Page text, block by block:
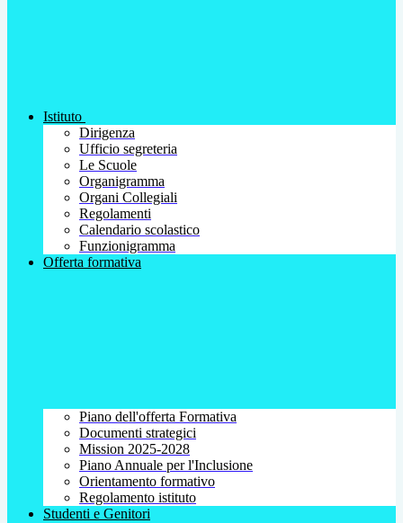
Istituto
Dirigenza
Ufficio segreteria
Le Scuole
Organigramma
Organi Collegiali
Regolamenti
Calendario scolastico
Funzionigramma
Offerta formativa
Piano dell'offerta Formativa
Documenti strategici
Mission 2025-2028
Piano Annuale per l'Inclusione
Orientamento formativo
Regolamento istituto
Studenti e Genitori